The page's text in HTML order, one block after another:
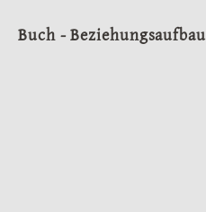
Buch - Beziehungsaufbau